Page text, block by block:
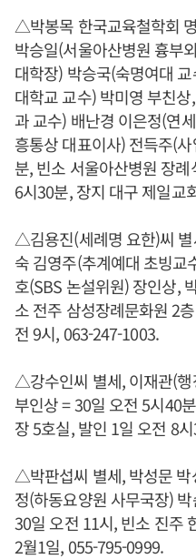
△박봉목 한국교육철학회
박승일(서울아산병원 흉부
대학장) 박승국(숙명여대
대학교 교수) 박미영 부친
과 교수) 배난경 이은정(연
흥통상 대표이사) 전득주(
분, 빈소 서울아산병원 장
6시30분, 장지 대구 제일교
△김용진(세례명 요한)씨
숙 김영주(추계예대 초빙교
호(SBS 논설위원) 장인상,
소 전주 삼성장례문화원 2
전 9시, 063-247-1003.
△강수인씨 별세, 이재관(
부인상 = 30일 오전 5시40
장 5호실, 발인 1일 오전 8
△박판섭씨 별세, 박성문 박
정(하동요양원 사무국장)
30일 오전 11시, 빈소 진주
2월1일, 055-795-0999.